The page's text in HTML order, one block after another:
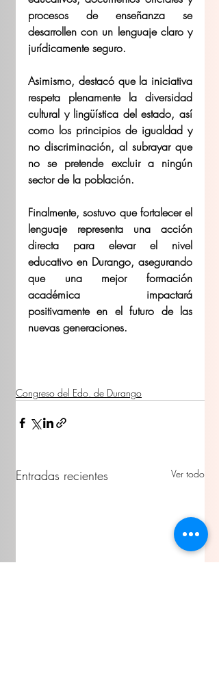
procesos de enseñanza se
desarrollen con un lenguaje claro y
jurídicamente seguro.
Asimismo, destacó que la iniciativa
respeta plenamente la diversidad
cultural y lingüística del estado, así
como los principios de igualdad y
no discriminación, al subrayar que
no se pretende excluir a ningún
sector de la población.
Finalmente, sostuvo que fortalecer el
lenguaje representa una acción
directa para elevar el nivel
educativo en Durango, asegurando
que una mejor formación
académica impactará
positivamente en el futuro de las
nuevas generaciones.
Congreso del Edo. de Durango
Entradas recientes Ver todo